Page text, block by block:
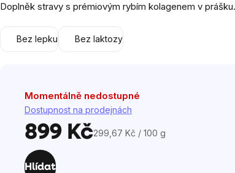
hodnocení
hvězdiček.
Doplněk stravy s prémiovým rybím kolagenem v prášku.
Bez lepku Bez laktozy
Momentálně nedostupné
Dostupnost na prodejnách
899 KčMěrná
299,67 Kč / 100 g
Hlídat